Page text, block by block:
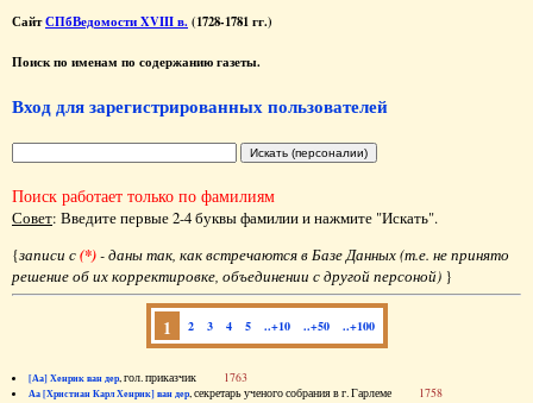
СайтСПбВедомости XVIII в. (1728-1781 гг.)
Поиск по именам по содержанию газеты.
Вход для зарегистрированных пользователей
Поиск работает только по фамилиям
Совет: Введите первые 2-4 буквы фамилии и нажмите "Искать".
{записи с(*)- даны так, как встречаются в Базе Данных (т.е. не принято
решение об их корректировке, объединении с другой персоной) }
1 2 3 4 5 ..+10 ..+50 ..+100
[Аа] Хенрик ван дер, гол. приказчик 1763
Аа [Христиан Карл Хенрик] ван дер, секретарь ученого собрания в г. Гарлеме 1758